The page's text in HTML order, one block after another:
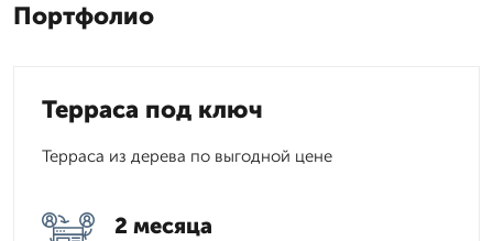
Портфолио
Терраса под ключ
Терраса из дерева по выгодной цене
2 месяца